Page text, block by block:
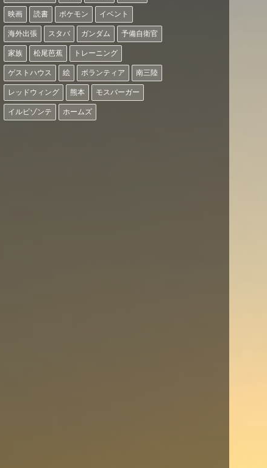
映画 読書 ポケモン イベント
海外出張 スタバ ガンダム 予備自衛官
家族 松尾芭蕉 トレーニング
ゲストハウス 絵 ボランティア 南三陸
レッドウィング 熊本 モスバーガー
イルビゾンテ ホームズ